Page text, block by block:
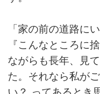
「家の前の道路に
『こんなところに
ながらも長年、見
た。それなら私が